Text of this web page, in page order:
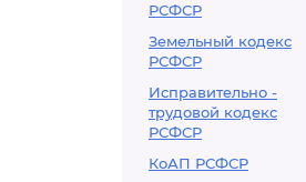
РСФСР
Земельный кодекс
РСФСР
Исправительно -
трудовой кодекс
РСФСР
КоАП РСФСР